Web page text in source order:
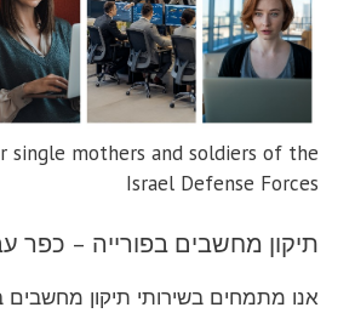
single mothers and soldiers of the
Israel Defense Forces
תיקון מחשבים בפורייה – כפר
אנו מתמחים בשירותי תיקון